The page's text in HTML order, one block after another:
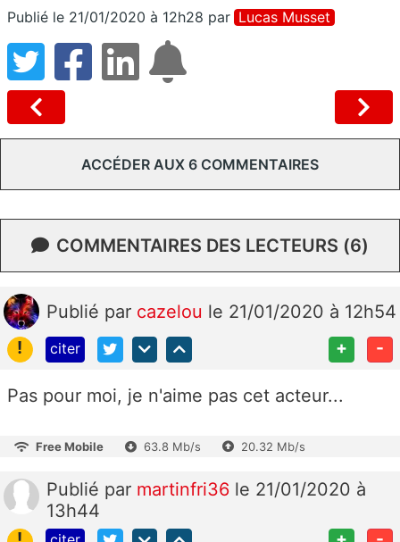
Publié le 21/01/2020 à 12h28 par Lucas Musset
ACCÉDER AUX 6 COMMENTAIRES
COMMENTAIRES DES LECTEURS (6)
Publié par cazelou le 21/01/2020 à 12h54
!
citer + -
Pas pour moi, je n'aime pas cet acteur...
Free Mobile 63.8 Mb/s 20.32 Mb/s
Publié par martinfri36 le 21/01/2020 à
13h44